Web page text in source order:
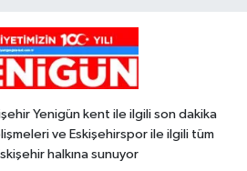
Yenigün kent ile ilgili son dakika
ve Eskişehirspor ile ilgili tüm
halkına sunuyor